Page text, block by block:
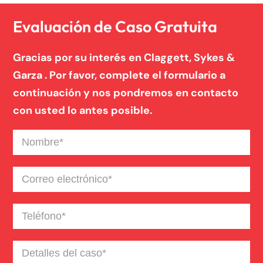
Evaluación de Caso Gratuita
Gracias por su interés en Claggett, Sykes &
Garza . Por favor, complete el formulario a
continuación y nos pondremos en contacto
con usted lo antes posible.
Nombre(Required)
Correo
electrónico(Required)
Teléfono(Required)
Detalles